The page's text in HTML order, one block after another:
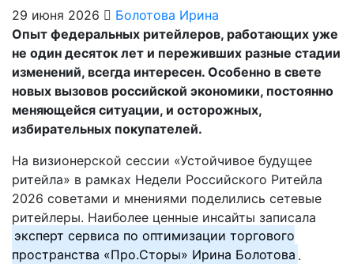
29 июня 2026
Болотова Ирина
Опыт федеральных ритейлеров, работающих уже
не один десяток лет и переживших разные стадии
изменений, всегда интересен. Особенно в свете
новых вызовов российской экономики, постоянно
меняющейся ситуации, и осторожных,
избирательных покупателей.
На визионерской сессии «Устойчивое будущее
ритейла» в рамках Недели Российского Ритейла
2026 советами и мнениями поделились сетевые
ритейлеры. Наиболее ценные инсайты записала
эксперт сервиса по оптимизации торгового
пространства «Про.Сторы» Ирина Болотова .